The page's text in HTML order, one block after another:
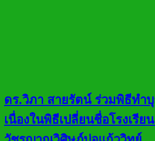
ดร.วิภา สายรัตน์ ร่วมพิธีทำ
เนื่องในพิธีเปลี่ยนชื่อโรงเรีย